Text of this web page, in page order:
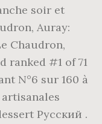
soir et
Auray:
Chaudron,
ranked #1 of 71
N°6 sur 160 à
Русский .